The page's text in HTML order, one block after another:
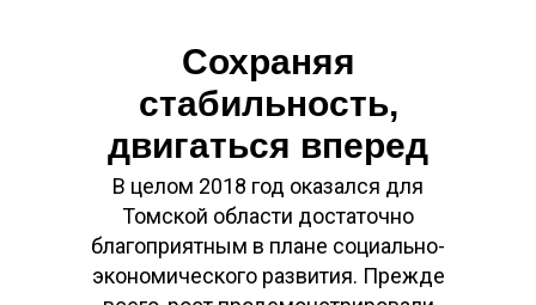
Сохраняя
стабильность,
двигаться вперед
В целом 2018 год оказался для
Томской области достаточно
благоприятным в плане социально-
экономического развития. Прежде